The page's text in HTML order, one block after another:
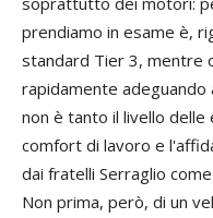
prendiamo in esame è,
standard Tier 3, mentre
rapidamente adeguando
non è tanto il livello delle
comfort di lavoro e
dai fratelli Serraglio
Non prima, però, di un